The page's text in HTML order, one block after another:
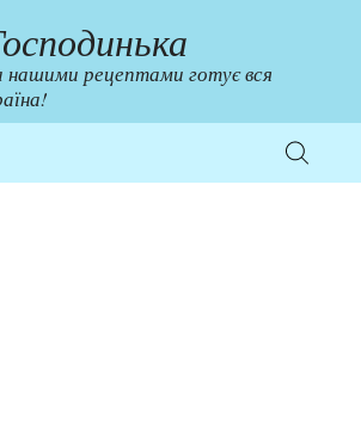
нашими рецептами готує вся